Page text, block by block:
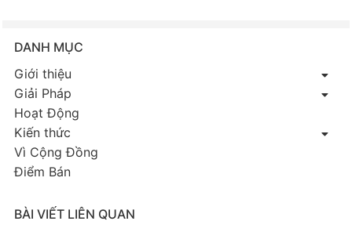
DANH MỤC
Giới thiệu
Giải Pháp
Hoạt Động
Kiến thức
Vì Cộng Đồng
Điểm Bán
BÀI VIẾT LIÊN QUAN